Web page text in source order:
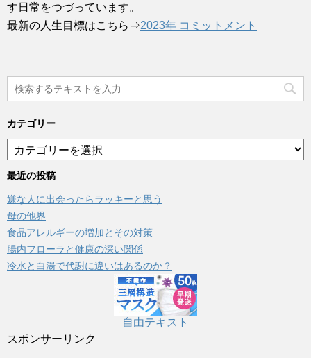
す日常をつづっています。
最新の人生目標はこちら⇒2023年 コミットメント
カテゴリー
テ
ゴ
ー
最近の投稿
嫌な人に出会ったらラッキーと思う
母の他界
食品アレルギーの増加とその対策
腸内フローラと健康の深い関係
冷水と白湯で代謝に違いはあるのか？
自由テキスト
スポンサーリンク